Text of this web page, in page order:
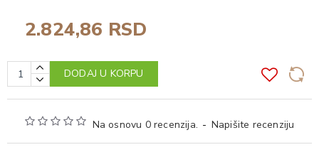
Na osnovu 0 recenzija. - Napišite recenziju
2.824,86 RSD
DODAJ U KORPU